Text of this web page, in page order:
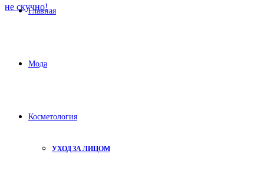
не скучно!
Главная
Мода
Косметология
УХОД ЗА ЛИЦОМ